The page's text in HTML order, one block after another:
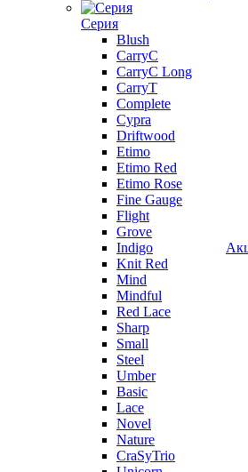
Серия
Blush
CarryC
CarryC Long
CarryT
Complete
Cypra
Driftwood
Etimo
Etimo Red
Etimo Rose
Fine Gauge
Flight
Grove
Indigo
Knit Red
Mind
Mindful
Red Lace
Sharp
Small
Steel
Umber
Basic
Lace
Novel
Nature
CraSyTrio